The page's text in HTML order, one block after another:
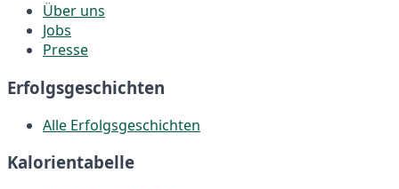
Über uns
Jobs
Presse
Erfolgsgeschichten
Alle Erfolgsgeschichten
Kalorientabelle